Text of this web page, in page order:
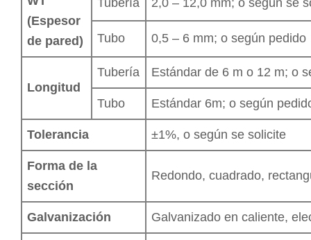
(Espesor
de pared)
Tubo 0,5 – 6 mm; o según pedido
Longitud
Tubería Estándar de 6 m o 12 m; o
Tubo Estándar 6m; o según
Tolerancia ±1%, o según se solicite
Forma de la
sección
Redondo, cuadrado,
Galvanización Galvanizado en caliente,